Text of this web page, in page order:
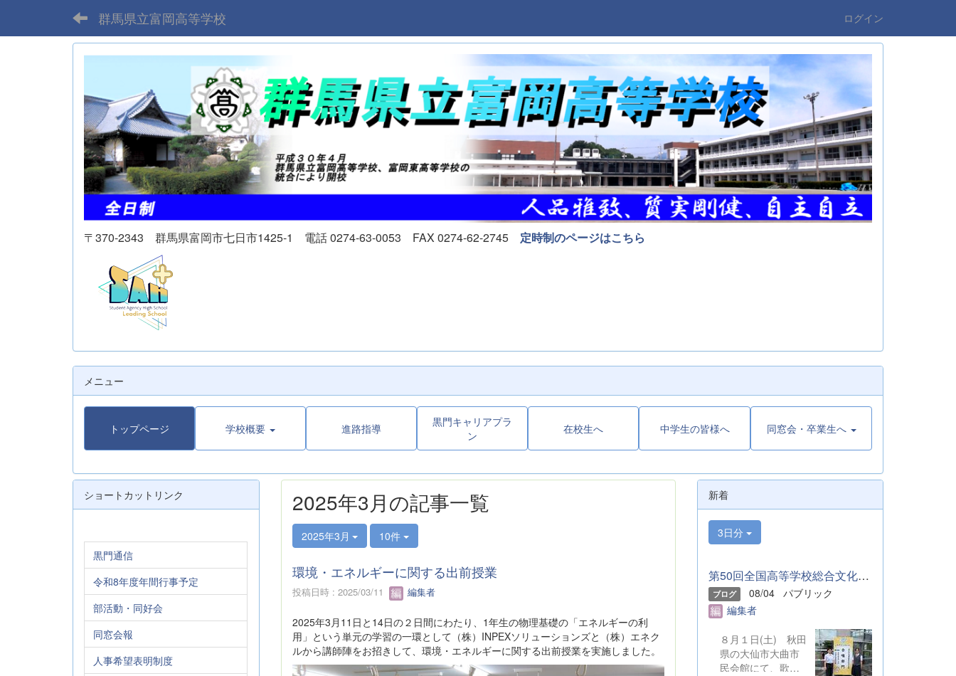
群馬県立富岡高等学校 ログイン
〒370-2343 群馬県富岡市七日市1425-1 電話 0274-63-0053 FAX 0274-62-2745 定時制のページはこちら
メニュー
トップページ 学校概要 進路指導
黒門キャリアプラ
ン
在校生へ 中学生の皆様へ 同窓会・卒業生へ
2025年3月の記事一覧
2025年3月 10件
環境・エネルギーに関する出前授業
投稿日時 : 2025/03/11 編集者
2025年3月11日と14日の２日間にわたり、1年生の物理基礎の「エネルギーの利
用」という単元の学習の一環として（株）INPEXソリューションズと（株）エネク
ルから講師陣をお招きして、環境・エネルギーに関する出前授業を実施しました。
ショートカットリンク
黒門通信
令和8年度年間行事予定
部活動・同好会
同窓会報
人事希望表明制度
新着
3日分
第50回全国高等学校総合文化祭「音楽部」のご報告
ブログ 08/04
パブリック
編集者
８月１日(土) 秋田
県の大仙市大曲市
民会館にて、歌声